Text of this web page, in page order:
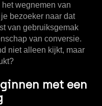
wegnemen van
bezoeker naar dat
van gebruiksgemak
van conversie.
niet alleen kijkt, maar
met een